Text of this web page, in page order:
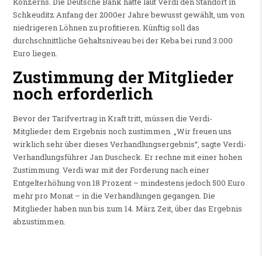
Schkeuditz Anfang der 2000er Jahre bewusst gewählt, um von
niedrigeren Löhnen zu profitieren. Künftig soll das
durchschnittliche Gehaltsniveau bei der Keba bei rund 3.000
Euro liegen.
Zustimmung der Mitglieder
noch erforderlich
Bevor der Tarifvertrag in Kraft tritt, müssen die Verdi-
Mitglieder dem Ergebnis noch zustimmen. „Wir freuen uns
wirklich sehr über dieses Verhandlungsergebnis“, sagte Verdi-
Verhandlungsführer Jan Duscheck. Er rechne mit einer hohen
Zustimmung. Verdi war mit der Forderung nach einer
Entgelterhöhung von 18 Prozent – mindestens jedoch 500 Euro
mehr pro Monat – in die Verhandlungen gegangen. Die
Mitglieder haben nun bis zum 14. März Zeit, über das Ergebnis
abzustimmen.